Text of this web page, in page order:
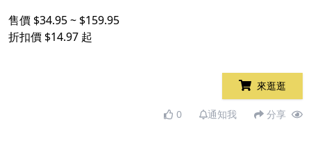
售價 $34.95 ~ $159.95
折扣價 $14.97 起
來逛逛
0 通知我 分享